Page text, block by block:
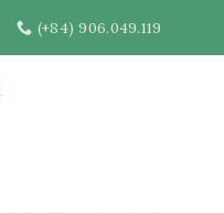
(+84) 906.049.119